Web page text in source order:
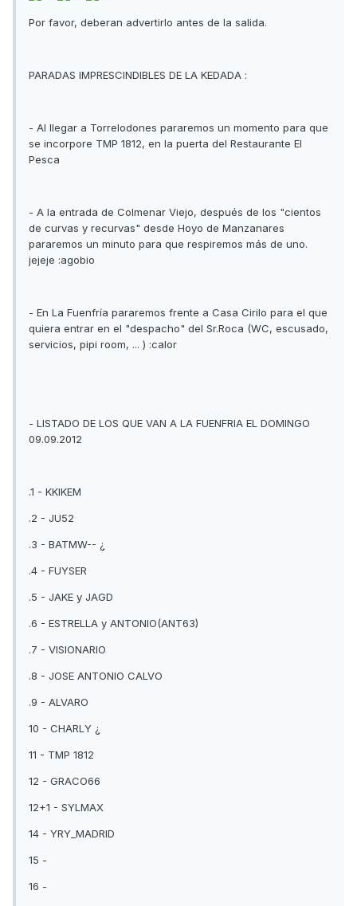
Por favor, deberan advertirlo antes de la salida.
PARADAS IMPRESCINDIBLES DE LA KEDADA :
- Al llegar a Torrelodones pararemos un momento para que
se incorpore TMP 1812, en la puerta del Restaurante El
Pesca
- A la entrada de Colmenar Viejo, después de los "cientos
de curvas y recurvas" desde Hoyo de Manzanares
pararemos un minuto para que respiremos más de uno.
jejeje :agobio
- En La Fuenfría pararemos frente a Casa Cirilo para el que
quiera entrar en el "despacho" del Sr.Roca (WC, escusado,
servicios, pipi room, ... ) :calor
- LISTADO DE LOS QUE VAN A LA FUENFRIA EL DOMINGO
09.09.2012
.1 - KKIKEM
.2 - JU52
.3 - BATMW-- ¿
.4 - FUYSER
.5 - JAKE y JAGD
.6 - ESTRELLA y ANTONIO(ANT63)
.7 - VISIONARIO
.8 - JOSE ANTONIO CALVO
.9 - ALVARO
10 - CHARLY ¿
11 - TMP 1812
12 - GRACO66
12+1 - SYLMAX
14 - YRY_MADRID
15 -
16 -